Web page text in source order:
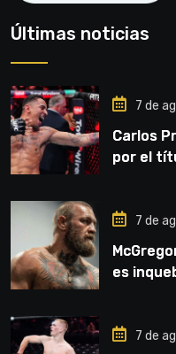
Últimas noticias
7 de
Carlos
por el
7 de
es
7 de